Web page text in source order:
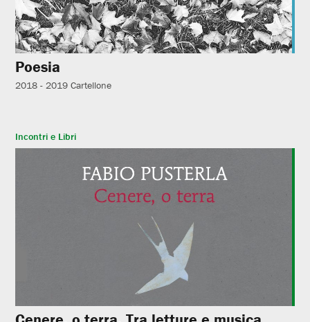
Poesia
2018 - 2019 Cartellone
Incontri e Libri